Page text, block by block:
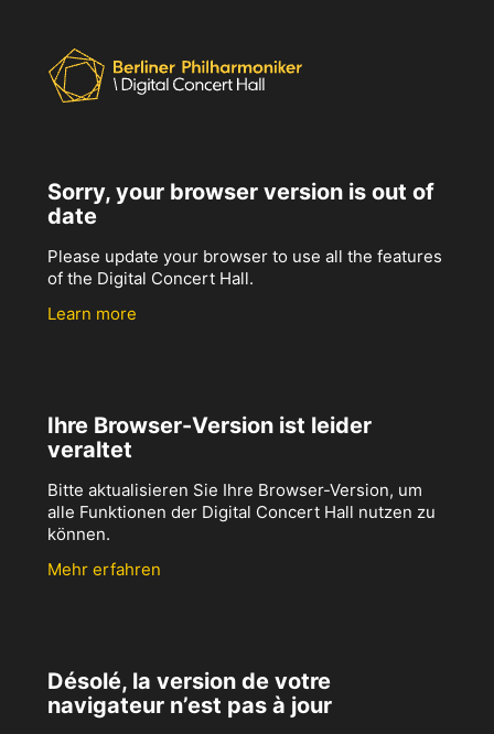
Sorry, your browser version is out of
date
Please update your browser to use all the features
of the Digital Concert Hall.
Learn more
Ihre Browser-Version ist leider
veraltet
Bitte aktualisieren Sie Ihre Browser-Version, um
alle Funktionen der Digital Concert Hall nutzen zu
können.
Mehr erfahren
Désolé, la version de votre
navigateur n’est pas à jour